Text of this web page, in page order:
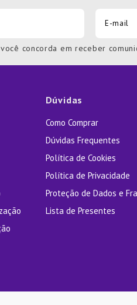
concorda em receber
Dúvidas
Como Comprar
Dúvidas Frequentes
Política de Cookies
Política de Privacidade
Proteção de Dados e
Lista de Presentes